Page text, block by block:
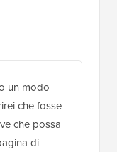
un modo
che fosse
che possa
di